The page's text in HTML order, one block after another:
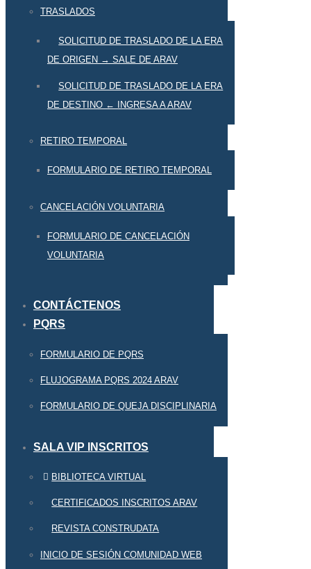
TRASLADOS
SOLICITUD DE TRASLADO DE LA ERA
DE ORIGEN → SALE DE ARAV
SOLICITUD DE TRASLADO DE LA ERA
DE DESTINO ← INGRESA A ARAV
RETIRO TEMPORAL
FORMULARIO DE RETIRO TEMPORAL
CANCELACIÓN VOLUNTARIA
FORMULARIO DE CANCELACIÓN
VOLUNTARIA
CONTÁCTENOS
PQRS
FORMULARIO DE PQRS
FLUJOGRAMA PQRS 2024 ARAV
FORMULARIO DE QUEJA DISCIPLINARIA
SALA VIP INSCRITOS
BIBLIOTECA VIRTUAL
CERTIFICADOS INSCRITOS ARAV
REVISTA CONSTRUDATA
INICIO DE SESIÓN COMUNIDAD WEB